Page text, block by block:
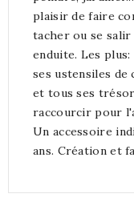
plaisir de faire
tacher ou se
enduite. Les
ses ustensiles de
et tous ses
raccourcir pour
Un accessoire
ans. Création et